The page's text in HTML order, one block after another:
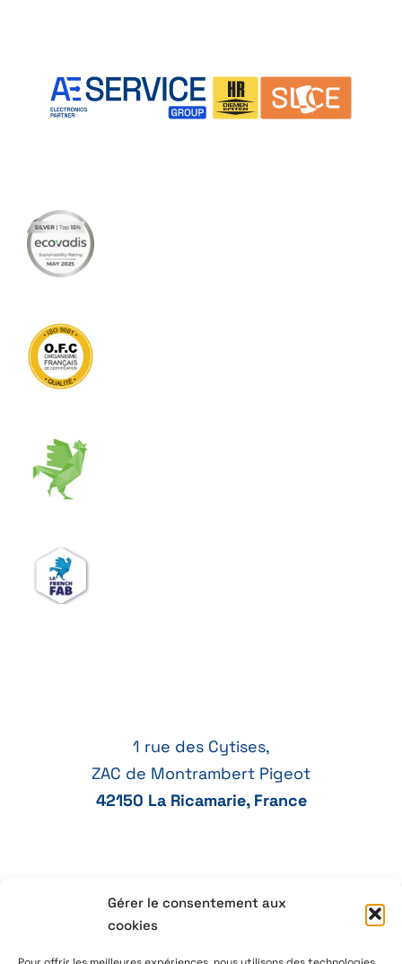
Gérer le consentement aux
cookies
1 rue des Cytises,
ZAC de Montrambert Pigeot
42150 La Ricamarie, France
04 77 41 21 47
aeservice@aeservice.fr